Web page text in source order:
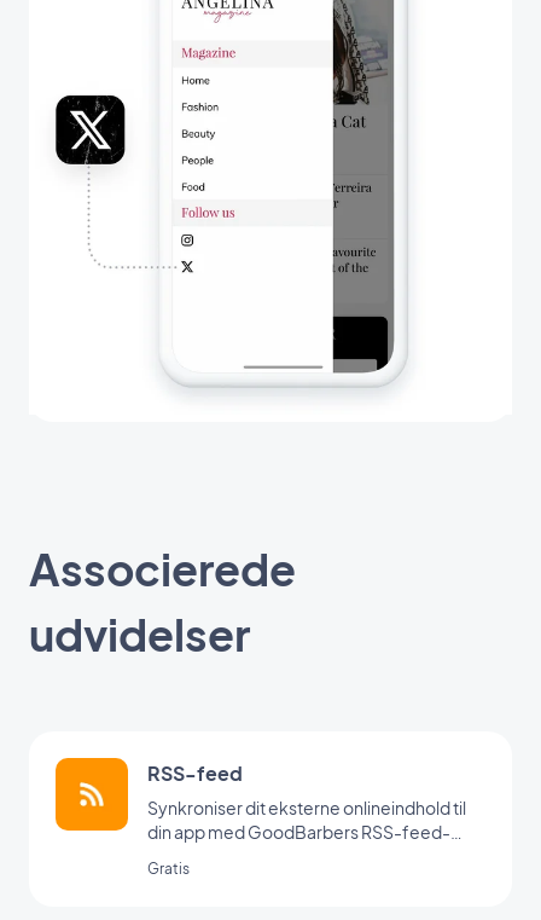
Associerede
udvidelser
RSS-feed
Synkroniser dit eksterne onlineindhold til
din app med GoodBarbers RSS-feed-
Gratis